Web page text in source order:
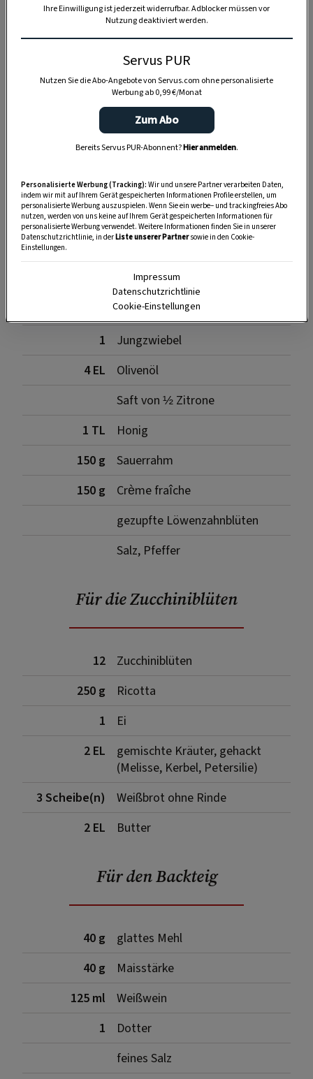
SPEICHERN DRUCKEN
Für die Löwenzahncreme
frische Löwenzahnblätter
1
Jungzwiebel
4 EL
Olivenöl
Saft von ½ Zitrone
1 TL
Honig
150 g
Sauerrahm
150 g
Crème fraîche
gezupfte Löwenzahnblüten
Salz, Pfeffer
Für die Zucchiniblüten
12
Zucchiniblüten
250 g
Ricotta
1
Ei
2 EL
gemischte Kräuter, gehackt
(Melisse, Kerbel, Petersilie)
3 Scheibe(n)
Weißbrot ohne Rinde
2 EL
Butter
Für den Backteig
40 g
glattes Mehl
40 g
Maisstärke
125 ml
Weißwein
1
Dotter
feines Salz
Ihre Einwilligung ist jederzeit widerrufbar. Adblocker müssen vor
Nutzung deaktiviert werden.
Servus PUR
Nutzen Sie die Abo-Angebote von Servus.com ohne personalisierte
Werbung ab 0,99 €/Monat
Zum Abo
Bereits Servus PUR-Abonnent?Hier anmelden.
Personalisierte Werbung (Tracking): Wir und unsere Partner verarbeiten Daten,
indem wir mit auf Ihrem Gerät gespeicherten Informationen Profile erstellen, um
personalisierte Werbung auszuspielen. Wenn Sie ein werbe– und trackingfreies Abo
nutzen, werden von uns keine auf Ihrem Gerät gespeicherten Informationen für
personalisierte Werbung verwendet. Weitere Informationen finden Sie in unserer
Datenschutzrichtlinie, in derListe unserer Partnersowie in den Cookie-
Einstellungen.
Impressum
Datenschutzrichtlinie
Cookie-Einstellungen